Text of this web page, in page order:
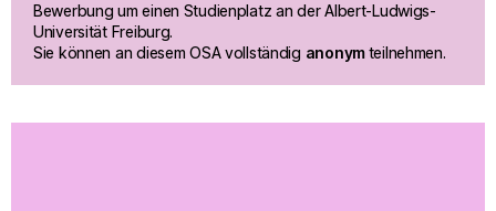
Bewerbung um einen Studienplatz an der Albert-Ludwigs-
Universität Freiburg.
Sie können an diesem OSA vollständig anonym teilnehmen.